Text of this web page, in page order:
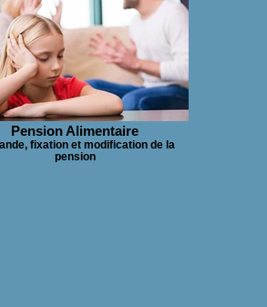
Pension Alimentaire
fixation et modification de la
pension